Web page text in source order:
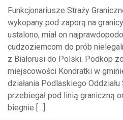
Funkcjonariusze Straży
wykopany pod zaporą na
ustalono, miał on
cudzoziemcom do prób
z Białorusi do Polski. Podkop
miejscowości Kondratki w
działania Podlaskiego Oddziału
przebiegał pod linią graniczną
biegnie […]